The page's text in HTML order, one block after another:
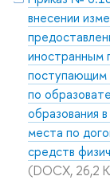
внесении
иностранным
по
образования
места по
средств
(DOCX, 26,2